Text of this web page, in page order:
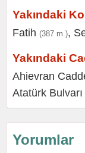
Yakındaki
Fatih (387 m.),
Yakındaki
Ahievran
Atatürk Bulvarı
Yorumlar